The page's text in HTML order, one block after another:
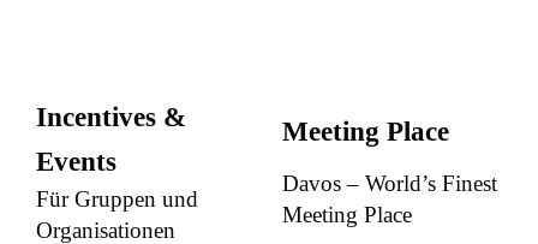
Incentives &
Events
Für Gruppen und
Organisationen
Meeting Place
Davos – World’s Finest
Meeting Place